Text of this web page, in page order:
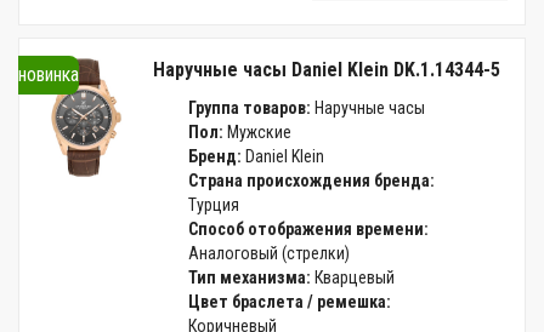
новинка Наручные часы Daniel Klein DK.1.14344-5
Группа товаров: Наручные часы
Пол: Мужские
Бренд: Daniel Klein
Страна происхождения бренда:
Турция
Способ отображения времени:
Аналоговый (стрелки)
Тип механизма: Кварцевый
Цвет браслета / ремешка:
Коричневый